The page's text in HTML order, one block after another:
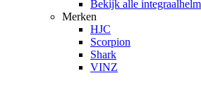
Bekijk alle
Merken
HJC
Scorpion
Shark
VINZ